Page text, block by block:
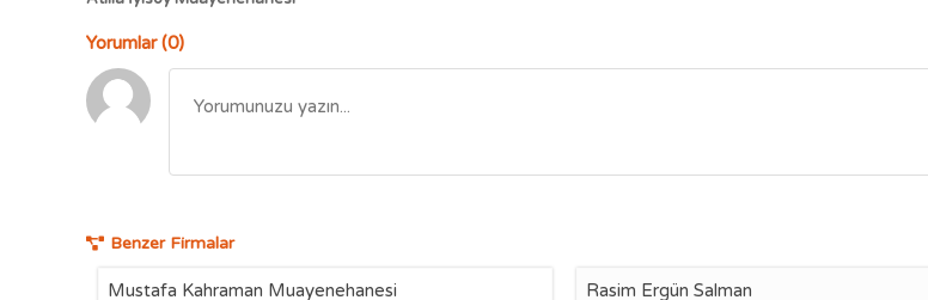
Yorumlar (0)
Benzer Firmalar
Mustafa Kahraman Muayenehanesi Rasim Ergün Salman